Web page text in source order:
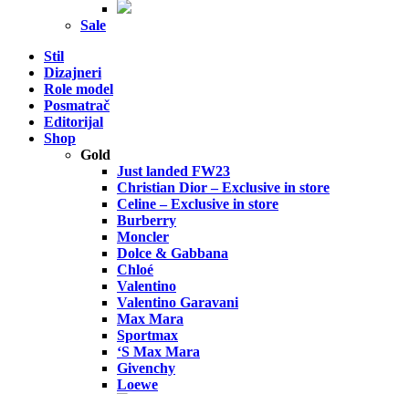
Sale
Stil
Dizajneri
Role model
Posmatrač
Editorijal
Shop
Gold
Just landed FW23
Christian Dior – Exclusive in store
Celine – Exclusive in store
Burberry
Moncler
Dolce & Gabbana
Chloé
Valentino
Valentino Garavani
Max Mara
Sportmax
‘S Max Mara
Givenchy
Loewe